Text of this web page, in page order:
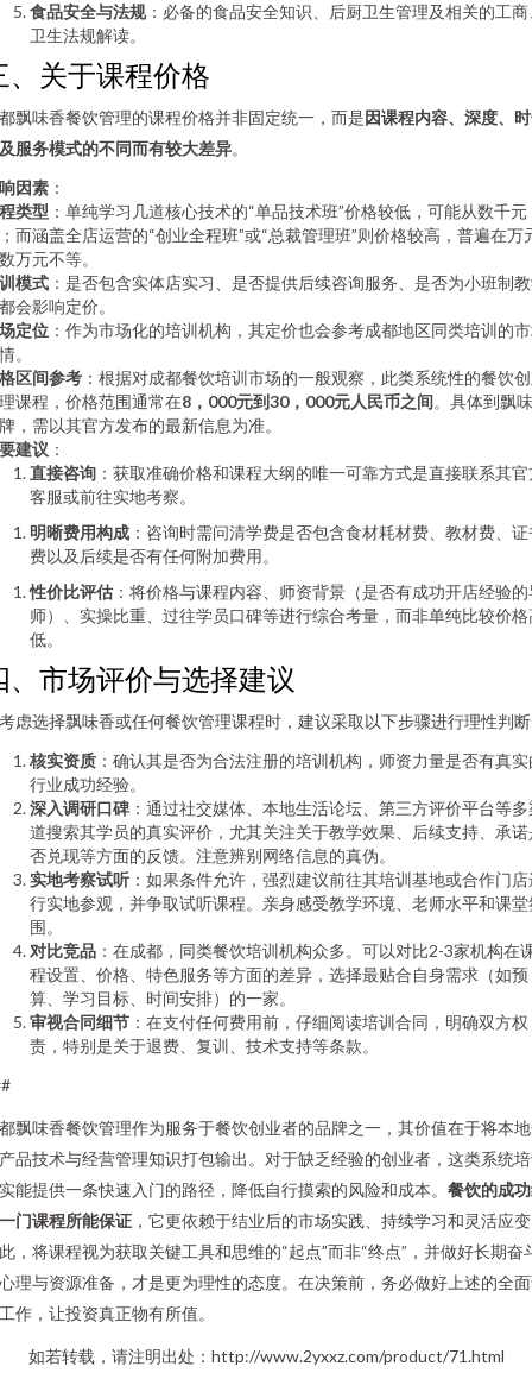
食品安全与法规：必备的食品安全知识、后厨卫生管理及相关的工商
卫生法规解读。
、关于课程价格
飘味香餐饮管理的课程价格并非固定统一，而是因课程内容、深度、
服务模式的不同而有较大差异。
因素 ：
类型 ：单纯学习几道核心技术的“单品技术班”价格较低，可能从数千元
而涵盖全店运营的“创业全程班”或“总裁管理班”则价格较高，普遍在万
万元不等。
模式 ：是否包含实体店实习、是否提供后续咨询服务、是否为小班制
会影响定价。
定位 ：作为市场化的培训机构，其定价也会参考成都地区同类培训的
。
区间参考 ：根据对成都餐饮培训市场的一般观察，此类系统性的餐饮
课程，价格范围通常在8，000元到30，000元人民币之间。具体到飘
，需以其官方发布的最新信息为准。
建议 ：
直接咨询 ：获取准确价格和课程大纲的唯一可靠方式是直接联系其官
客服或前往实地考察。
明晰费用构成 ：咨询时需问清学费是否包含食材耗材费、教材费、证
费以及后续是否有任何附加费用。
性价比评估 ：将价格与课程内容、师资背景（是否有成功开店经验的
师）、实操比重、过往学员口碑等进行综合考量，而非单纯比较价格
低。
、市场评价与选择建议
虑选择飘味香或任何餐饮管理课程时，建议采取以下步骤进行理性判
核实资质 ：确认其是否为合法注册的培训机构，师资力量是否有真实
行业成功经验。
深入调研口碑 ：通过社交媒体、本地生活论坛、第三方评价平台等多
道搜索其学员的真实评价，尤其关注关于教学效果、后续支持、承诺
否兑现等方面的反馈。注意辨别网络信息的真伪。
实地考察试听 ：如果条件允许，强烈建议前往其培训基地或合作门店
行实地参观，并争取试听课程。亲身感受教学环境、老师水平和课堂
围。
对比竞品 ：在成都，同类餐饮培训机构众多。可以对比2-3家机构在
程设置、价格、特色服务等方面的差异，选择最贴合自身需求（如预
算、学习目标、时间安排）的一家。
审视合同细节 ：在支付任何费用前，仔细阅读培训合同，明确双方权
责，特别是关于退费、复训、技术支持等条款。
飘味香餐饮管理作为服务于餐饮创业者的品牌之一，其价值在于将本
品技术与经营管理知识打包输出。对于缺乏经验的创业者，这类系统
能提供一条快速入门的路径，降低自行摸索的风险和成本。 餐饮的成
门课程所能保证 ，它更依赖于结业后的市场实践、持续学习和灵活应
，将课程视为获取关键工具和思维的“起点”而非“终点”，并做好长期奋
理与资源准备，才是更为理性的态度。在决策前，务必做好上述的全
作，让投资真正物有所值。
如若转载，请注明出处：http://www.2yxxz.com/product/71.html